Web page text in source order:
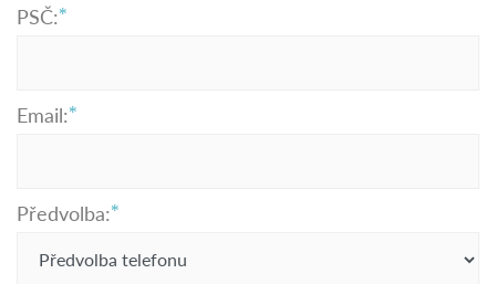
PSČ:
Email:
Předvolba: